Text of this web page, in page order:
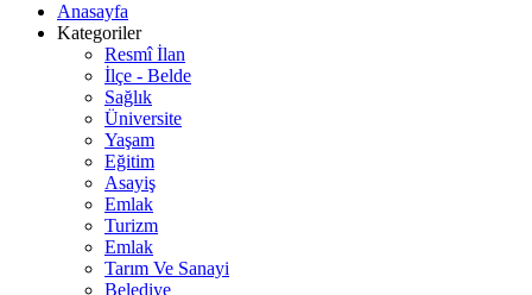
Anasayfa
Kategoriler
Resmî İlan
İlçe - Belde
Sağlık
Üniversite
Yaşam
Eğitim
Asayiş
Emlak
Turizm
Emlak
Tarım Ve Sanayi
Belediye